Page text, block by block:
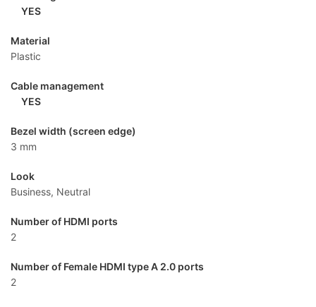
YES
Material
Plastic
Cable management
YES
Bezel width (screen edge)
3 mm
Look
Business, Neutral
Number of HDMI ports
2
Number of Female HDMI type A 2.0 ports
2